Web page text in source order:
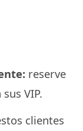
reserve
VIP.
clientes